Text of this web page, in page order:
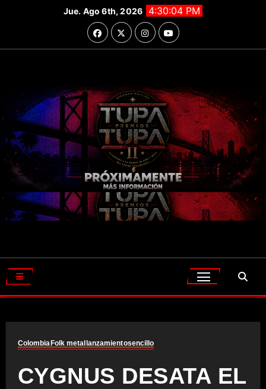
Jue. Ago 6th, 2026 4:30:07 PM
ColombiaFolk metallanzamientosencillo
CYGNUS DESATA EL